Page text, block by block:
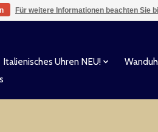
Italienisches Uhren NEU!
Für weitere Informationen beachten Sie